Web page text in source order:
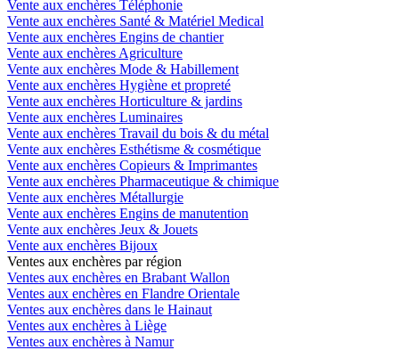
Vente aux enchères Téléphonie
Vente aux enchères Santé & Matériel Medical
Vente aux enchères Engins de chantier
Vente aux enchères Agriculture
Vente aux enchères Mode & Habillement
Vente aux enchères Hygiène et propreté
Vente aux enchères Horticulture & jardins
Vente aux enchères Luminaires
Vente aux enchères Travail du bois & du métal
Vente aux enchères Esthétisme & cosmétique
Vente aux enchères Copieurs & Imprimantes
Vente aux enchères Pharmaceutique & chimique
Vente aux enchères Métallurgie
Vente aux enchères Engins de manutention
Vente aux enchères Jeux & Jouets
Vente aux enchères Bijoux
Ventes aux enchères par région
Ventes aux enchères en Brabant Wallon
Ventes aux enchères en Flandre Orientale
Ventes aux enchères dans le Hainaut
Ventes aux enchères à Liège
Ventes aux enchères à Namur